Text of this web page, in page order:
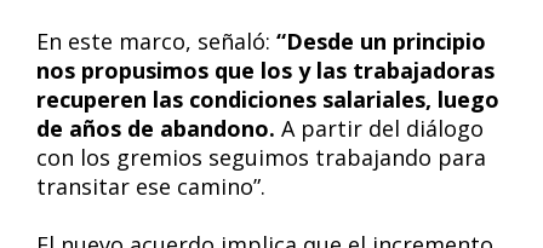
En este marco, señaló: “Desde un principio
nos propusimos que los y las trabajadoras
recuperen las condiciones salariales, luego
de años de abandono. A partir del diálogo
con los gremios seguimos trabajando para
transitar ese camino”.